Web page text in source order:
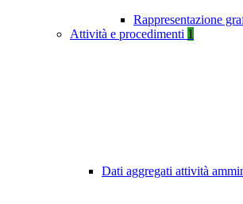
Rappresentazione
Attività e procedimenti 1
Dati aggregati attività